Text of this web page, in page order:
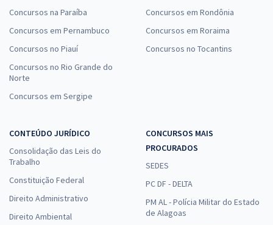
Concursos na Paraíba
Concursos em Pernambuco
Concursos no Piauí
Concursos no Rio Grande do
Norte
Concursos em Sergipe
Concursos em Rondônia
Concursos em Roraima
Concursos no Tocantins
CONTEÚDO JURÍDICO
Consolidação das Leis do
Trabalho
Constituição Federal
Direito Administrativo
Direito Ambiental
CONCURSOS MAIS
PROCURADOS
SEDES
PC DF - DELTA
PM AL - Polícia Militar do Estado
de Alagoas